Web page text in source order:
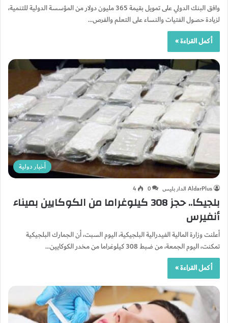
وافق البنك الدولي على تمويل بقيمة 365 مليون دولار من المؤسسة الدولية للتنمية،
لزيادة حصول الفتيات والنساء على التعلم والفرص…
أكمل القراءة »
أخبار دولية
AldarPlus الدار بليس 0
4
بلجيكا.. حجز 308 كيلوغراما من الكوكايين بميناء
أنفيرس
أعلنت وزارة المالية الفيدرالية البلجيكية، اليوم السبت، أن الجمارك البلجيكية
تمكنت، اليوم الجمعة، من ضبط 308 كيلوغراما من مخدر الكوكايين…
أكمل القراءة »